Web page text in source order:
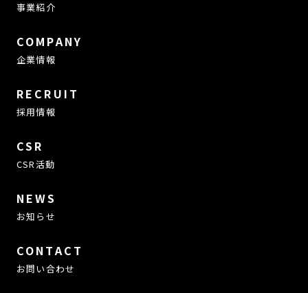
事業紹介
COMPANY
企業情報
RECRUIT
採用情報
CSR
CSR活動
NEWS
お知らせ
CONTACT
お問い合わせ